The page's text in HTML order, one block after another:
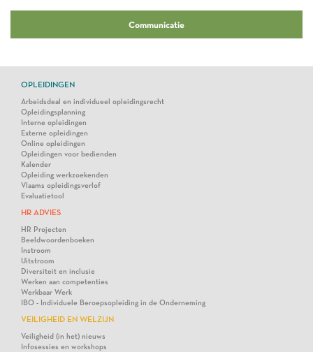
Communicatie
OPLEIDINGEN
Arbeidsdeal en individueel opleidingsrecht
Opleidingsplanning
Interne opleidingen
Externe opleidingen
Online opleidingen
Opleidingen voor bedienden
Kalender
Opleiding werkzoekenden
Vlaams opleidingsverlof
Evaluatietool
HR ADVIES
HR Projecten
Beeldwoordenboeken
Instroom
Uitstroom
Diversiteit en inclusie
Werken aan competenties
Werkbaar Werk
IBO - Individuele Beroepsopleiding in de Onderneming
VEILIGHEID EN WELZIJN
Veiligheid (in het) nieuws
Infosessies en workshops